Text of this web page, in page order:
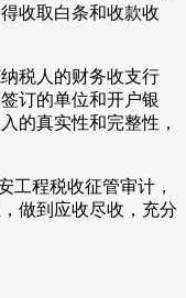
收取白条和收款收
税人的财务收支行
订的单位和开户银
的真实性和完整性，
工程税收征管审计，
做到应收尽收，充分